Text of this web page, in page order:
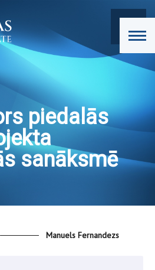
piedalās
sanāksmē
Manuels Fernandezs